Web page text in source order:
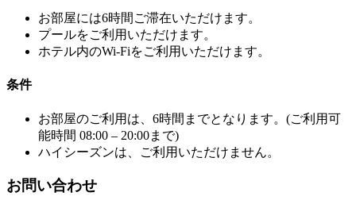
お部屋には6時間ご滞在いただけます。
プールをご利用いただけます。
ホテル内のWi-Fiをご利用いただけます。
条件
お部屋のご利用は、6時間までとなります。(ご利用可
能時間 08:00 – 20:00まで)
ハイシーズンは、ご利用いただけません。
お問い合わせ